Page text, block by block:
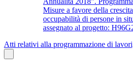
Misure a favore della
occupabilità di persone in
assegnato al progetto:
Atti relativi alla programmazione di